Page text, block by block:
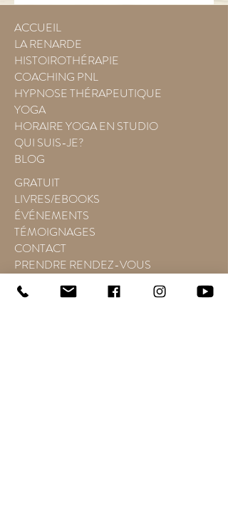
ACCUEIL
LA RENARDE
HISTOIROTHÉRAPIE
COACHING PNL
HYPNOSE THÉRAPEUTIQUE
YOGA
HORAIRE YOGA EN STUDIO
QUI SUIS-JE?
BLOG
GRATUIT
LIVRES/EBOOKS
ÉVÉNEMENTS
TÉMOIGNAGES
CONTACT
PRENDRE RENDEZ-VOUS